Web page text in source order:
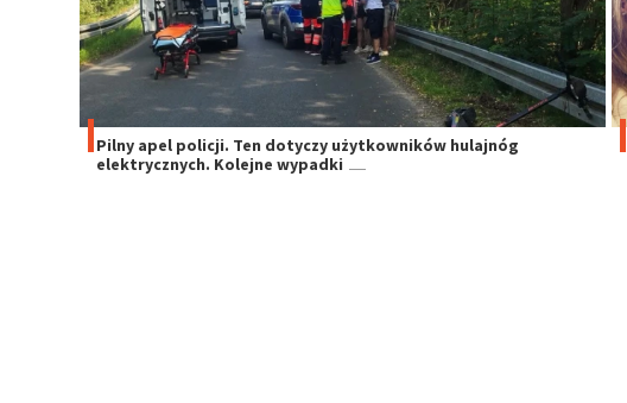
Pilny apel policji. Ten dotyczy użytkowników hulajnóg
elektrycznych. Kolejne wypadki